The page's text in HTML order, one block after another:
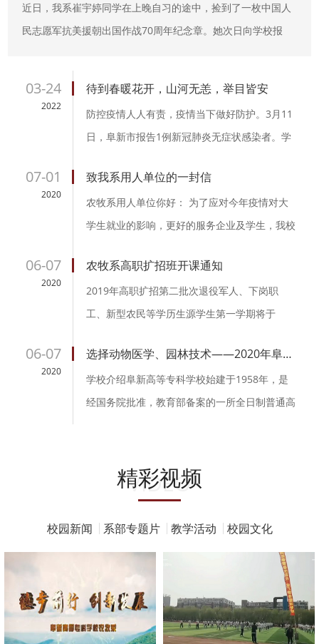
近日，我系崔宇婷同学在上晚自习的途中，捡到了一枚中国人
民志愿军抗美援朝出国作战70周年纪念章。她次日向学校报
03-24
2022
待到春暖花开，山河无恙，举目皆安
防控疫情人人有责，疫情当下做好防护。3月11
日，阜新市报告1例新冠肺炎无症状感染者。学
排，于12日、14日进行两...
07-01
2020
致我系用人单位的一封信
农牧系用人单位你好： 为了应对今年疫情对大
学生就业的影响，更好的服务企业及学生，我校
一系列工作都可在平台...
06-07
2020
农牧系高职扩招班开课通知
2019年高职扩招第二批次退役军人、下岗职
工、新型农民等学历生源学生第一学期将于
束，教学周数总计12周。...
06-07
2020
选择动物医学、园林技术——2020年阜新高等专科学校单独招生专业
学校介绍阜新高等专科学校始建于1958年，是
经国务院批准，教育部备案的一所全日制普通高
精彩视频
VIDEO
校园新闻 系部专题片 教学活动 校园文化